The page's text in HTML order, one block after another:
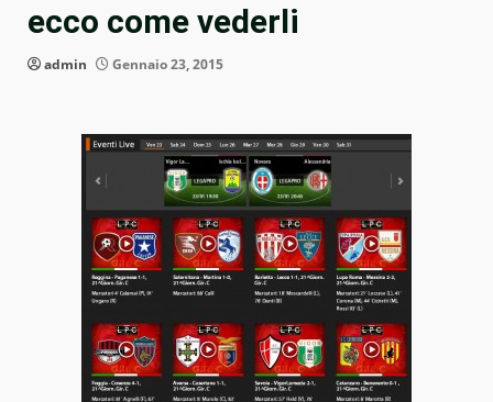
ecco come vederli
admin Gennaio 23, 2015